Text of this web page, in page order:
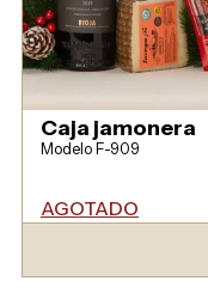
Caja jamonera
Modelo F-909
AGOTADO